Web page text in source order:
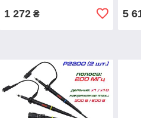
1 272₴ 5